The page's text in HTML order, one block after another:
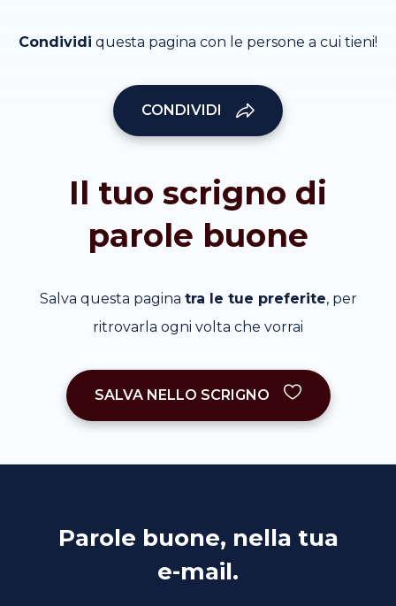
Condividi questa pagina con le persone a cui tieni!
CONDIVIDI
Il tuo scrigno di
parole buone
Salva questa pagina tra le tue preferite, per
ritrovarla ogni volta che vorrai
SALVA NELLO SCRIGNO
Parole buone, nella tua
e-mail.